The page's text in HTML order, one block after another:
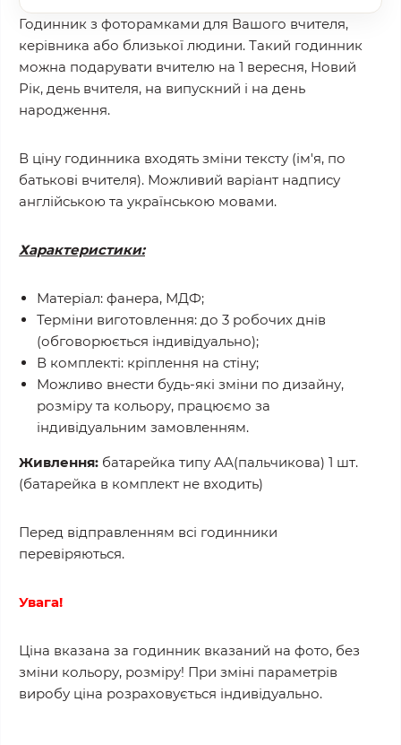
Годинник з фоторамками для Вашого вчителя,
керівника або близької людини. Такий годинник
можна подарувати вчителю на 1 вересня, Новий
Рік, день вчителя, на випускний і на день
народження.
В ціну годинника входять зміни тексту (ім'я, по
батькові вчителя). Можливий варіант надпису
англійською та українською мовами.
Характеристики:
Матеріал: фанера, МДФ;
Терміни виготовлення: до 3 робочих днів
(обговорюється індивідуально);
В комплекті: кріплення на стіну;
Можливо внести будь-які зміни по дизайну,
розміру та кольору, працюємо за
індивідуальним замовленням.
Живлення: батарейка типу АА(пальчикова) 1 шт.
(батарейка в комплект не входить)
Перед відправленням всі годинники
перевіряються.
Увага!
Ціна вказана за годинник вказаний на фото, без
зміни кольору, розміру! При зміні параметрів
виробу ціна розраховується індивідуально.